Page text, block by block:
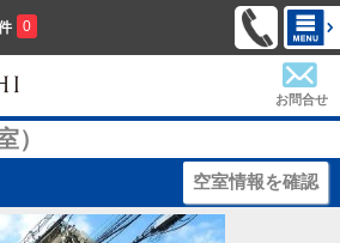
0
お問合せ
）
空室情報を確認